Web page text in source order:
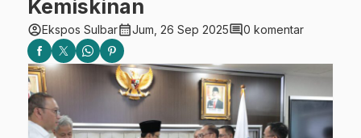
Kemiskinan
account_circleEkspos Sulbarcalendar_monthJum, 26 Sep 2025comment0 komentar